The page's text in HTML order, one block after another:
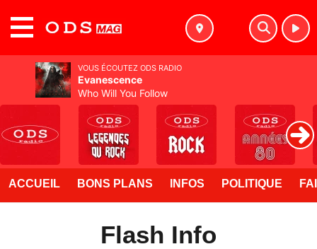
ACCUEIL BONS PLANS INFOS POLITIQUE
Flash Info
VOUS ÉCOUTEZ ODS RADIO
Evanescence
Who Will You Follow